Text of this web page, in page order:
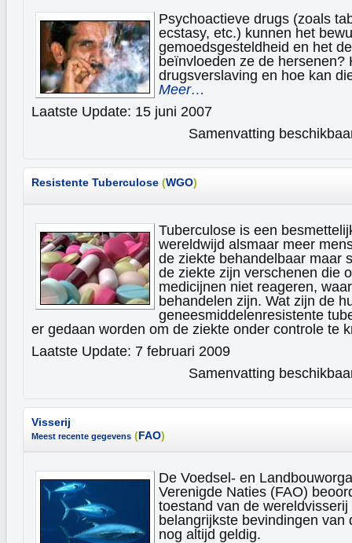
Psychoactieve drugs (zoals
ecstasy, etc.) kunnen het
gemoedsgesteldheid en het
beïnvloeden ze de hersenen?
drugsverslaving en hoe kan
Meer…
Laatste Update: 15 juni 2007
Samenvatting
Resistente Tuberculose (WGO)
Tuberculose is een
wereldwijd alsmaar meer
de ziekte behandelbaar maar
de ziekte zijn verschenen die
medicijnen niet reageren,
behandelen zijn. Wat zijn de
geneesmiddelenresistente
er gedaan worden om de ziekte onder controle te
Laatste Update: 7 februari 2009
Samenvatting
Visserij
Meest recente gegevens (FAO)
De Voedsel- en
Verenigde Naties (FAO)
toestand van de
belangrijkste bevindingen van
nog altijd geldig.